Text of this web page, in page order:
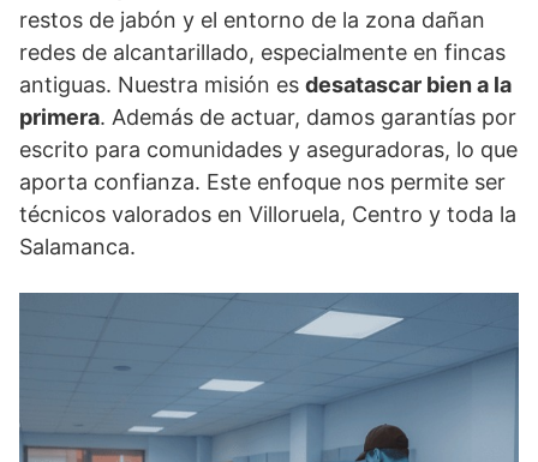
restos de jabón y el entorno de la zona dañan
redes de alcantarillado, especialmente en fincas
antiguas. Nuestra misión es desatascar bien a la
primera. Además de actuar, damos garantías por
escrito para comunidades y aseguradoras, lo que
aporta confianza. Este enfoque nos permite ser
técnicos valorados en Villoruela, Centro y toda la
Salamanca.